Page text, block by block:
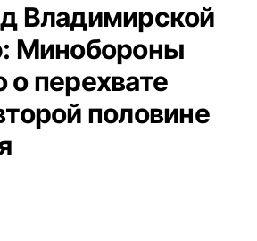
Владимирской
Минобороны
перехвате
половине